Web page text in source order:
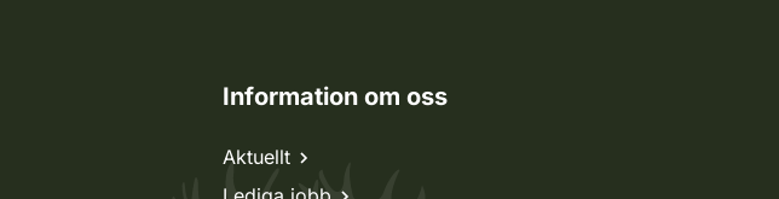
Information om oss
Aktuellt